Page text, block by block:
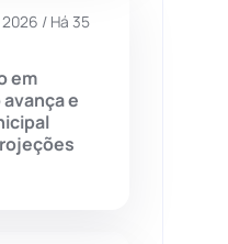
(430)
/ Há 35
em
e